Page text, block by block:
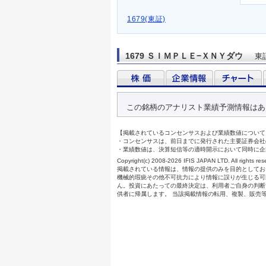
1679(東証)
1679 ＳＩＭＰＬＥ−ＸＮＹダウ 東